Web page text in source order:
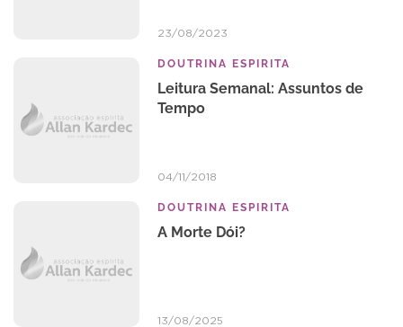
23/08/2023
DOUTRINA ESPIRITA
Leitura Semanal: Assuntos de
Tempo
04/11/2018
DOUTRINA ESPIRITA
A Morte Dói?
13/08/2025